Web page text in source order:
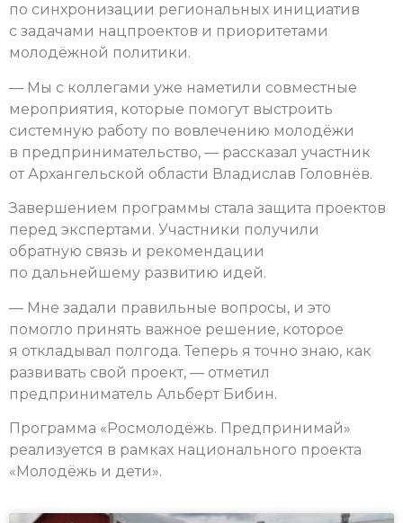
по синхронизации региональных инициатив
с задачами нацпроектов и приоритетами
молодёжной политики.
— Мы с коллегами уже наметили совместные
мероприятия, которые помогут выстроить
системную работу по вовлечению молодёжи
в предпринимательство, — рассказал участник
от Архангельской области Владислав Головнёв.
Завершением программы стала защита проектов
перед экспертами. Участники получили
обратную связь и рекомендации
по дальнейшему развитию идей.
— Мне задали правильные вопросы, и это
помогло принять важное решение, которое
я откладывал полгода. Теперь я точно знаю, как
развивать свой проект, — отметил
предприниматель Альберт Бибин.
Программа «Росмолодёжь. Предпринимай»
реализуется в рамках национального проекта
«Молодёжь и дети».